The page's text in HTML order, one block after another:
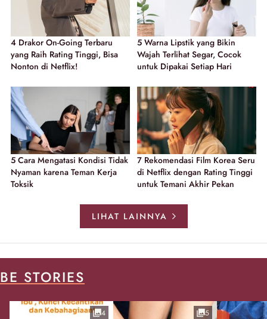
4 Drakor On-Going Terbaru
yang Raih Rating Tinggi, Bisa
Nonton di Netflix!
5 Warna Lipstik yang Bikin
Wajah Terlihat Segar, Cocok
untuk Dipakai Setiap Hari
5 Cara Mengatasi Kondisi Tidak
Nyaman karena Teman Kerja
Toksik
7 Rekomendasi Film Korea Seru
di Netflix dengan Rating Tinggi
untuk Temani Akhir Pekan
LIHAT LAINNYA
BE STORIES
4 5